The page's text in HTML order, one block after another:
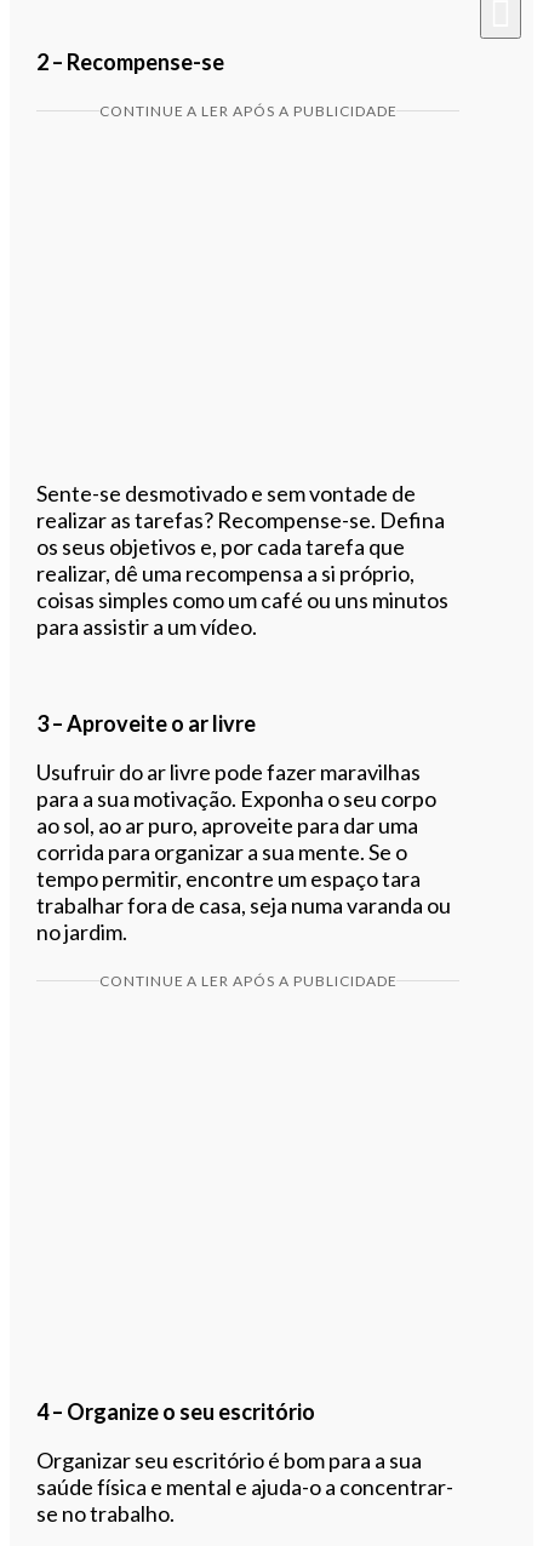
2 – Recompense-se
CONTINUE A LER APÓS A PUBLICIDADE
Sente-se desmotivado e sem vontade de
realizar as tarefas? Recompense-se. Defina
os seus objetivos e, por cada tarefa que
realizar, dê uma recompensa a si próprio,
coisas simples como um café ou uns minutos
para assistir a um vídeo.
3 – Aproveite o ar livre
Usufruir do ar livre pode fazer maravilhas
para a sua motivação. Exponha o seu corpo
ao sol, ao ar puro, aproveite para dar uma
corrida para organizar a sua mente. Se o
tempo permitir, encontre um espaço tara
trabalhar fora de casa, seja numa varanda ou
no jardim.
CONTINUE A LER APÓS A PUBLICIDADE
4 – Organize o seu escritório
Organizar seu escritório é bom para a sua
saúde física e mental e ajuda-o a concentrar-
se no trabalho.